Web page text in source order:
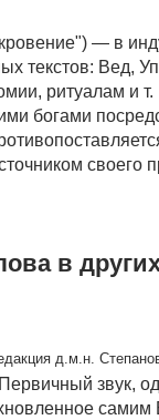
— в
текстов: Вед,
ритуалам и
богами
своего
в
д.м.н.
звук,